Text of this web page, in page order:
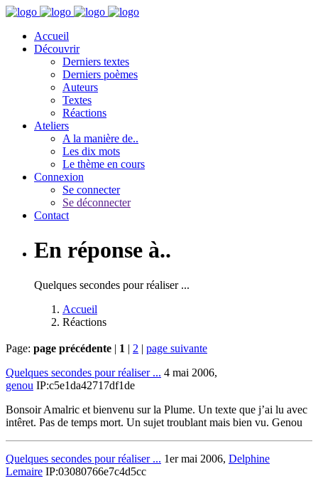
Accueil
Découvrir
Derniers textes
Derniers poèmes
Auteurs
Textes
Réactions
Ateliers
A la manière de..
Les dix mots
Le thème en cours
Connexion
Se connecter
Se déconnecter
Contact
En réponse à..
Quelques secondes pour réaliser ...
Accueil
Réactions
Page: page précédente | 1 | 2 | page suivante
Quelques secondes pour réaliser ... 4 mai 2006,
genou IP:c5e1da42717df1de
Bonsoir Amalric et bienvenu sur la Plume. Un texte que j’ai lu avec
intêret. Pas de temps mort. Un sujet troublant mais bien vu. Genou
Quelques secondes pour réaliser ... 1er mai 2006, Delphine
Lemaire IP:03080766e7c4d5cc